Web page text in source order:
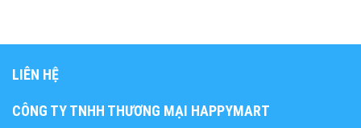
LIÊN HỆ
CÔNG TY TNHH THƯƠNG MẠI HAPPYMART